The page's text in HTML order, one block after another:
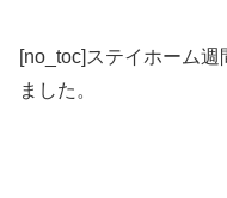
[no_toc]ステイホーム
ました。